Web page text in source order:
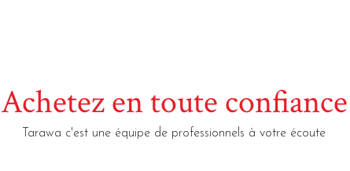
Achetez en toute confiance
Tarawa c'est une équipe de professionnels à votre écoute